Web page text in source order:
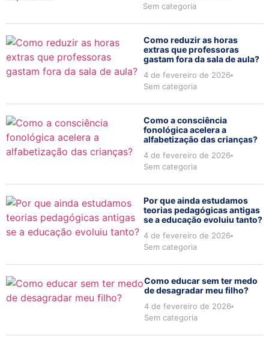
Sem categoria
Como reduzir as horas
extras que professoras
gastam fora da sala de aula?
4 de fevereiro de 2026
Sem categoria
Como a consciência
fonológica acelera a
alfabetização das crianças?
4 de fevereiro de 2026
Sem categoria
Por que ainda estudamos
teorias pedagógicas antigas
se a educação evoluiu tanto?
4 de fevereiro de 2026
Sem categoria
Como educar sem ter medo
de desagradar meu filho?
4 de fevereiro de 2026
Sem categoria